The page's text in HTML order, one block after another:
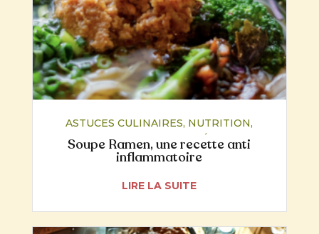
Soupe Ramen, une recette anti
inflammatoire
ASTUCES CULINAIRES, NUTRITION,
RECETTES, SANTÉ
LIRE LA SUITE